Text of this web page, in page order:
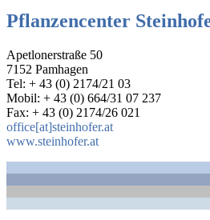
Pflanzencenter
Apetlonerstraße 50
7152 Pamhagen
Tel: + 43 (0) 2174/21 03
Mobil: + 43 (0) 664/31 07 237
Fax: + 43 (0) 2174/26 021
office[at]steinhofer.at
www.steinhofer.at